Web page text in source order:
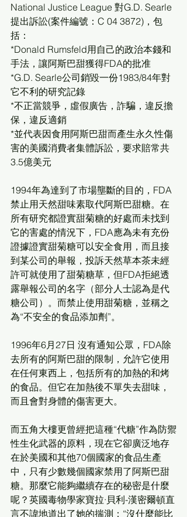
National Justice League 對G.D. Searle
提出訴訟(案件編號：C 04 3872)，包
括：
*Donald Rumsfeld用自己的政治本錢和
手法，讓阿斯巴甜獲得FDA的批准
*G.D. Searle公司銷毀一份1983/84年對
它不利的研究記錄
*不正當競爭，虛假廣告，詐騙，違反擔
保，違反適銷
*並代表因食用阿斯巴甜而產生永久性傷
害的美國消費者集體訴訟，要求賠常共
3.5億美元
1994年為達到了市場壟斷的目的，FDA
禁止用天然甜味素取代阿斯巴甜糖。在
所有研究都證實甜菊糖的好處而未找到
它的害處的情況下，FDA應為未有充份
證據證實甜菊糖可以安全食用，而且接
到某公司的舉報，投訴天然草本茶未經
許可就使用了甜菊糖草，但FDA拒絕透
露舉報公司的名字（部分人士認為是代
糖公司）。而禁止使用甜菊糖，並稱之
為“不安全的食品添加劑”。
1996年6月27日 沒有通知公眾，FDA除
去所有的阿斯巴甜的限制，允許它使用
在任何東西上，包括所有的加熱的和烤
的食品。但它在加熱後不單失去甜味，
而且會對身體的傷害更大。
而五角大樓更曾經把這種“代糖”作為防禦
性生化武器的原料，現在它卻廣泛地存
在於美國和其他70個國家的食品生產
中，只有少數幾個國家禁用了阿斯巴甜
糖。那麼它能夠繼續存在的秘密是什麼
呢？英國毒物學家寶拉·貝利-漢密爾頓直
言不諱地道出了她的揣測：“沒什麼能比